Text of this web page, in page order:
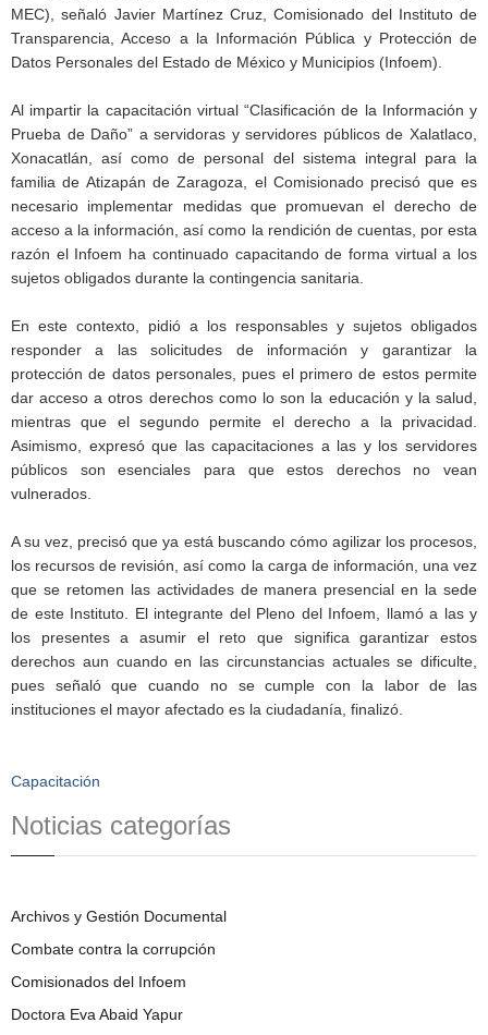
MEC), señaló Javier Martínez Cruz, Comisionado del Instituto de
Transparencia, Acceso a la Información Pública y Protección de
Datos Personales del Estado de México y Municipios (Infoem).
Al impartir la capacitación virtual “Clasificación de la Información y
Prueba de Daño” a servidoras y servidores públicos de Xalatlaco,
Xonacatlán, así como de personal del sistema integral para la
familia de Atizapán de Zaragoza, el Comisionado precisó que es
necesario implementar medidas que promuevan el derecho de
acceso a la información, así como la rendición de cuentas, por esta
razón el Infoem ha continuado capacitando de forma virtual a los
sujetos obligados durante la contingencia sanitaria.
En este contexto, pidió a los responsables y sujetos obligados
responder a las solicitudes de información y garantizar la
protección de datos personales, pues el primero de estos permite
dar acceso a otros derechos como lo son la educación y la salud,
mientras que el segundo permite el derecho a la privacidad.
Asimismo, expresó que las capacitaciones a las y los servidores
públicos son esenciales para que estos derechos no vean
vulnerados.
A su vez, precisó que ya está buscando cómo agilizar los procesos,
los recursos de revisión, así como la carga de información, una vez
que se retomen las actividades de manera presencial en la sede
de este Instituto. El integrante del Pleno del Infoem, llamó a las y
los presentes a asumir el reto que significa garantizar estos
derechos aun cuando en las circunstancias actuales se dificulte,
pues señaló que cuando no se cumple con la labor de las
instituciones el mayor afectado es la ciudadanía, finalizó.
Capacitación
Noticias categorías
Archivos y Gestión Documental
Combate contra la corrupción
Comisionados del Infoem
Doctora Eva Abaid Yapur